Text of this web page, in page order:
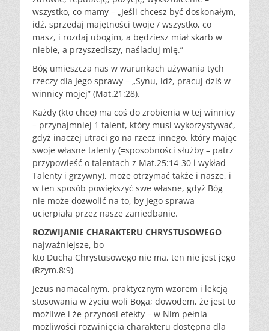
wszystko, co mamy – „Jeśli chcesz być doskonałym,
idź, sprzedaj majętności twoje / wszystko, co
masz, i rozdaj ubogim, a będziesz miał skarb w
niebie, a przyszedłszy, naśladuj mię.”
Bóg umieszcza nas w warunkach używania tych
rzeczy dla Jego sprawy – „Synu, idź, pracuj dziś w
winnicy mojej” (Mat.21:28).
Każdy (kto chce) ma coś do zrobienia w tej winnicy
– przynajmniej 1 talent, który musi wykorzystywać,
gdyż inaczej utraci go na rzecz innego, który mając
swoje własne talenty (=sposobności służby – patrz
przypowieść o talentach z Mat.25:14-30 i wykład
Talenty i grzywny), może otrzymać także i nasze, i
w ten sposób powiększyć swe własne, gdyż Bóg
nie może dozwolić na to, by Jego sprawa
ucierpiała przez nasze zaniedbanie.
ROZWIJANIE CHARAKTERU CHRYSTUSOWEGO
najważniejsze, bo
kto Ducha Chrystusowego nie ma, ten nie jest jego
(Rzym.8:9)
Jezus namacalnym, praktycznym wzorem i lekcją
stosowania w życiu woli Boga; dowodem, że jest to
możliwe i że przynosi efekty – w Nim pełnia
możliwości rozwinięcia charakteru dostępna dla